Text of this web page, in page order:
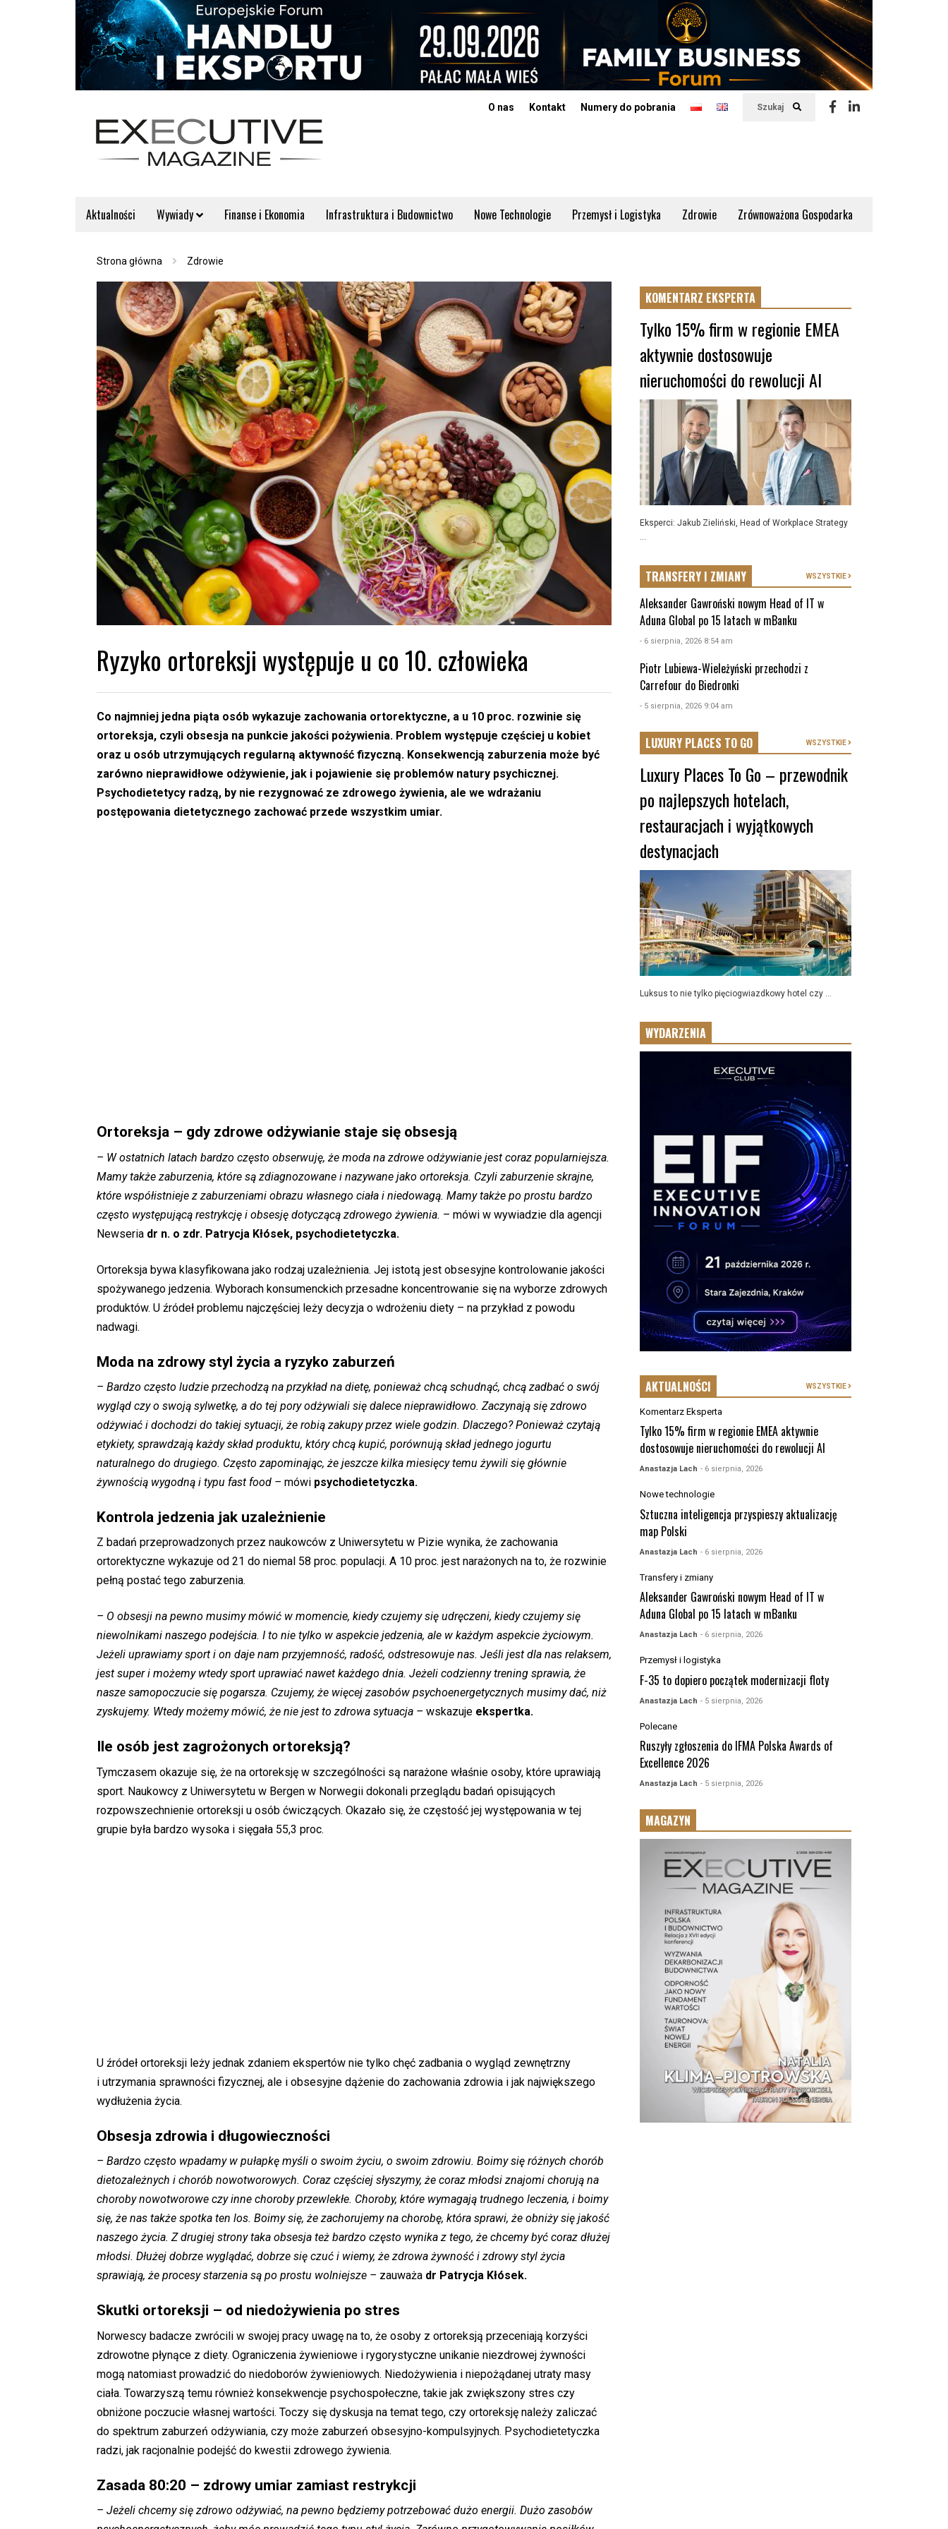
Szukaj
O nas Kontakt Numery do pobrania
Aktualności Wywiady Finanse i Ekonomia Infrastruktura i Budownictwo Nowe Technologie Przemysł i Logistyka Zdrowie Zrównoważona Gospodarka
Strona główna Zdrowie
Ryzyko ortoreksji występuje u co 10. człowieka
Co najmniej jedna piąta osób wykazuje zachowania ortorektyczne, a u 10 proc. rozwinie się
ortoreksja, czyli obsesja na punkcie jakości pożywienia. Problem występuje częściej u kobiet
oraz u osób utrzymujących regularną aktywność fizyczną. Konsekwencją zaburzenia może być
zarówno nieprawidłowe odżywienie, jak i pojawienie się problemów natury psychicznej.
Psychodietetycy radzą, by nie rezygnować ze zdrowego żywienia, ale we wdrażaniu
postępowania dietetycznego zachować przede wszystkim umiar.
Ortoreksja – gdy zdrowe odżywianie staje się obsesją
– W ostatnich latach bardzo często obserwuję, że moda na zdrowe odżywianie jest coraz popularniejsza.
Mamy także zaburzenia, które są zdiagnozowane i nazywane jako ortoreksja. Czyli zaburzenie skrajne,
które współistnieje z zaburzeniami obrazu własnego ciała i niedowagą. Mamy także po prostu bardzo
często występującą restrykcję i obsesję dotyczącą zdrowego żywienia. – mówi w wywiadzie dla agencji
Newseria dr n. o zdr. Patrycja Kłósek, psychodietetyczka.
Ortoreksja bywa klasyfikowana jako rodzaj uzależnienia. Jej istotą jest obsesyjne kontrolowanie jakości
spożywanego jedzenia. Wyborach konsumenckich przesadne koncentrowanie się na wyborze zdrowych
produktów. U źródeł problemu najczęściej leży decyzja o wdrożeniu diety – na przykład z powodu
nadwagi.
Moda na zdrowy styl życia a ryzyko zaburzeń
– Bardzo często ludzie przechodzą na przykład na dietę, ponieważ chcą schudnąć, chcą zadbać o swój
wygląd czy o swoją sylwetkę, a do tej pory odżywiali się dalece nieprawidłowo. Zaczynają się zdrowo
odżywiać i dochodzi do takiej sytuacji, że robią zakupy przez wiele godzin. Dlaczego? Ponieważ czytają
etykiety, sprawdzają każdy skład produktu, który chcą kupić, porównują skład jednego jogurtu
naturalnego do drugiego. Często zapominając, że jeszcze kilka miesięcy temu żywili się głównie
żywnością wygodną i typu fast food – mówi psychodietetyczka.
Kontrola jedzenia jak uzależnienie
Z badań przeprowadzonych przez naukowców z Uniwersytetu w Pizie wynika, że zachowania
ortorektyczne wykazuje od 21 do niemal 58 proc. populacji. A 10 proc. jest narażonych na to, że rozwinie
pełną postać tego zaburzenia.
– O obsesji na pewno musimy mówić w momencie, kiedy czujemy się udręczeni, kiedy czujemy się
niewolnikami naszego podejścia. I to nie tylko w aspekcie jedzenia, ale w każdym aspekcie życiowym.
Jeżeli uprawiamy sport i on daje nam przyjemność, radość, odstresowuje nas. Jeśli jest dla nas relaksem,
jest super i możemy wtedy sport uprawiać nawet każdego dnia. Jeżeli codzienny trening sprawia, że
nasze samopoczucie się pogarsza. Czujemy, że więcej zasobów psychoenergetycznych musimy dać, niż
zyskujemy. Wtedy możemy mówić, że nie jest to zdrowa sytuacja – wskazuje ekspertka.
Ile osób jest zagrożonych ortoreksją?
Tymczasem okazuje się, że na ortoreksję w szczególności są narażone właśnie osoby, które uprawiają
sport. Naukowcy z Uniwersytetu w Bergen w Norwegii dokonali przeglądu badań opisujących
rozpowszechnienie ortoreksji u osób ćwiczących. Okazało się, że częstość jej występowania w tej
grupie była bardzo wysoka i sięgała 55,3 proc.
U źródeł ortoreksji leży jednak zdaniem ekspertów nie tylko chęć zadbania o wygląd zewnętrzny
i utrzymania sprawności fizycznej, ale i obsesyjne dążenie do zachowania zdrowia i jak największego
wydłużenia życia.
Obsesja zdrowia i długowieczności
– Bardzo często wpadamy w pułapkę myśli o swoim życiu, o swoim zdrowiu. Boimy się różnych chorób
dietozależnych i chorób nowotworowych. Coraz częściej słyszymy, że coraz młodsi znajomi chorują na
choroby nowotworowe czy inne choroby przewlekłe. Choroby, które wymagają trudnego leczenia, i boimy
się, że nas także spotka ten los. Boimy się, że zachorujemy na chorobę, która sprawi, że obniży się jakość
naszego życia. Z drugiej strony taka obsesja też bardzo często wynika z tego, że chcemy być coraz dłużej
młodsi. Dłużej dobrze wyglądać, dobrze się czuć i wiemy, że zdrowa żywność i zdrowy styl życia
sprawiają, że procesy starzenia są po prostu wolniejsze – zauważa dr Patrycja Kłósek.
Skutki ortoreksji – od niedożywienia po stres
Norwescy badacze zwrócili w swojej pracy uwagę na to, że osoby z ortoreksją przeceniają korzyści
zdrowotne płynące z diety. Ograniczenia żywieniowe i rygorystyczne unikanie niezdrowej żywności
mogą natomiast prowadzić do niedoborów żywieniowych. Niedożywienia i niepożądanej utraty masy
ciała. Towarzyszą temu również konsekwencje psychospołeczne, takie jak zwiększony stres czy
obniżone poczucie własnej wartości. Toczy się dyskusja na temat tego, czy ortoreksję należy zaliczać
do spektrum zaburzeń odżywiania, czy może zaburzeń obsesyjno-kompulsyjnych. Psychodietetyczka
radzi, jak racjonalnie podejść do kwestii zdrowego żywienia.
Zasada 80:20 – zdrowy umiar zamiast restrykcji
– Jeżeli chcemy się zdrowo odżywiać, na pewno będziemy potrzebować dużo energii. Dużo zasobów
KOMENTARZ EKSPERTA
Tylko 15% firm w regionie EMEA
aktywnie dostosowuje
nieruchomości do rewolucji AI
Eksperci: Jakub Zieliński, Head of Workplace Strategy
...
TRANSFERY I ZMIANY WSZYSTKIE
Aleksander Gawroński nowym Head of IT w
Aduna Global po 15 latach w mBanku
- 6 sierpnia, 2026 8:54 am
Piotr Lubiewa-Wieleżyński przechodzi z
Carrefour do Biedronki
- 5 sierpnia, 2026 9:04 am
LUXURY PLACES TO GO WSZYSTKIE
Luxury Places To Go – przewodnik
po najlepszych hotelach,
restauracjach i wyjątkowych
destynacjach
Luksus to nie tylko pięciogwiazdkowy hotel czy ...
WYDARZENIA
AKTUALNOŚCI WSZYSTKIE
Komentarz Eksperta
Tylko 15% firm w regionie EMEA aktywnie
dostosowuje nieruchomości do rewolucji AI
Anastazja Lach - 6 sierpnia, 2026
Nowe technologie
Sztuczna inteligencja przyspieszy aktualizację
map Polski
Anastazja Lach - 6 sierpnia, 2026
Transfery i zmiany
Aleksander Gawroński nowym Head of IT w
Aduna Global po 15 latach w mBanku
Anastazja Lach - 6 sierpnia, 2026
Przemysł i logistyka
F-35 to dopiero początek modernizacji floty
Anastazja Lach - 5 sierpnia, 2026
Polecane
Ruszyły zgłoszenia do IFMA Polska Awards of
Excellence 2026
Anastazja Lach - 5 sierpnia, 2026
MAGAZYN